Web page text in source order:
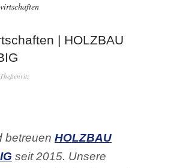
| HOLZBAU
betreuen HOLZBAU
seit 2015. Unsere